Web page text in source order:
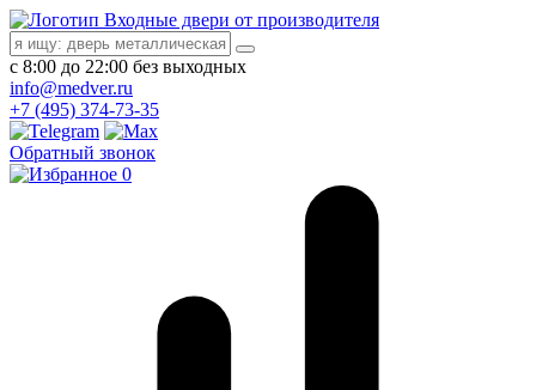
Входные двери от производителя
с 8:00 до 22:00 без выходных
info@medver.ru
+7 (495) 374-73-35
Обратный звонок
0